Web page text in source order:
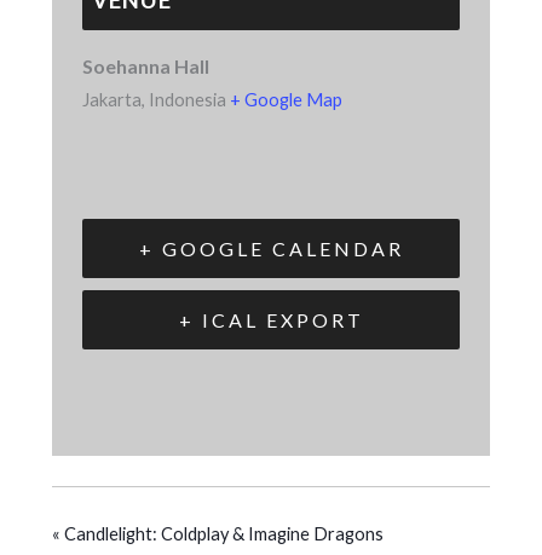
Soehanna Hall
Jakarta, Indonesia + Google Map
+ GOOGLE CALENDAR
+ ICAL EXPORT
« Candlelight: Coldplay & Imagine Dragons